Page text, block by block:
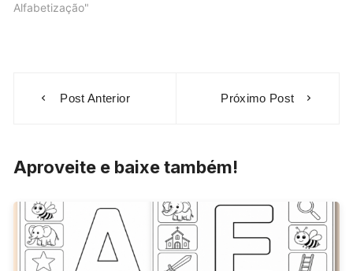
Alfabetização"
Post Anterior Próximo Post
Aproveite e baixe também!